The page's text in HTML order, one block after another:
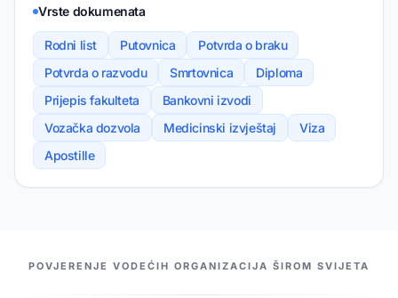
Vrste dokumenata
Rodni list Putovnica
Potvrda o braku
Potvrda o razvodu
Smrtovnica
Diploma
Prijepis fakulteta
Bankovni izvodi
Vozačka dozvola
Medicinski izvještaj
Viza
Apostille
NAŠI PARTNERI
POVJERENJE VODEĆIH ORGANIZACIJA ŠIROM SVIJETA